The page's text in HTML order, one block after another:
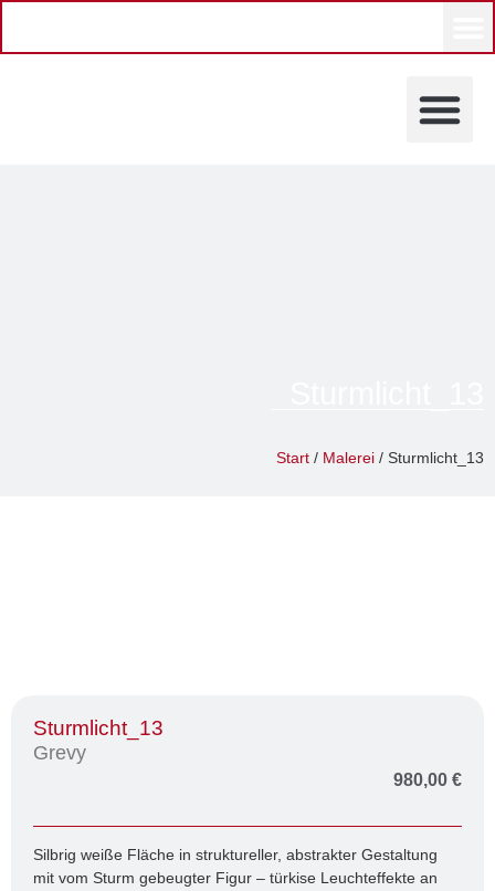
Start / Malerei / Sturmlicht_13
Sturmlicht_13
Grevy
980,00 €
Silbrig weiße Fläche in struktureller, abstrakter Gestaltung
mit vom Sturm gebeugter Figur – türkise Leuchteffekte an